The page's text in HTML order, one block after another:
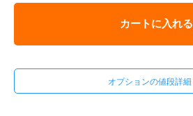
カートに入れる
オプションの値段詳細